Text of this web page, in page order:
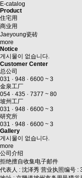
E-catalog
Product
住宅用
商业用
Jaeyoung瓷砖
more
Notice
게시물이 없습니다.
Customer Center
总公司
031 · 948 · 6600 ~ 3
金泉工厂
054 · 435 · 7377 ~ 80
坡州工厂
031 · 948 · 6600 ~ 3
研究所
031 · 948 · 6600 ~ 3
Gallery
게시물이 없습니다.
more
公司介绍
拒绝擅自收集电子邮件
代表人 : 沈泽秀 营业执照编号